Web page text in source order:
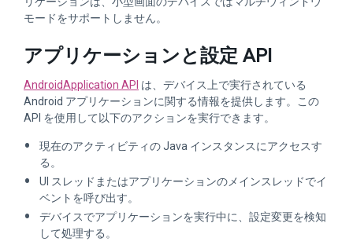
モードをサポートしません。
アプリケーションと設定 API
AndroidApplication API は、デバイス上で実行されている
Android アプリケーションに関する情報を提供します。この
API を使用して以下のアクションを実行できます。
現在のアクティビティの Java インスタンスにアクセスす
る。
UI スレッドまたはアプリケーションのメインスレッドでイ
ベントを呼び出す。
デバイスでアプリケーションを実行中に、設定変更を検知
して処理する。